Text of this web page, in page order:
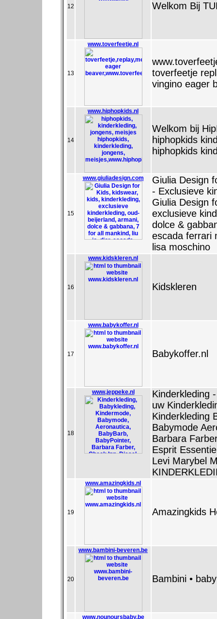
12 Welkom Bij
13
www.toverfeetje.nl
toverfeetje
vingino eager
14
www.hiphopkids.nl
Welkom bij
hiphopkids
hiphopkids
15
www.giuliadesign.com
Giulia Design
- Exclusieve
Giulia Design
exclusieve
dolce &
escada ferrari
lisa moschino
16
www.kidskleren.nl
Kidskleren
17
www.babykoffer.nl
Babykoffer.nl
18
www.jeppeke.nl
Kinderkleding
uw
Kinderkleding
Babymode
Barbara
Esprit
Levi Marybel
19
www.amazingkids.nl
Amazingkids
20
www.bambini-beveren.be
Bambini •
www.nounoursbaby.be